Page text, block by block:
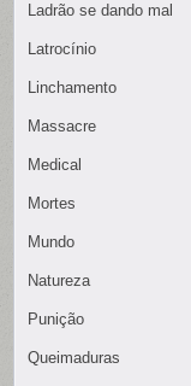
Ladrão se dando mal
Latrocínio
Linchamento
Massacre
Medical
Mortes
Mundo
Natureza
Punição
Queimaduras